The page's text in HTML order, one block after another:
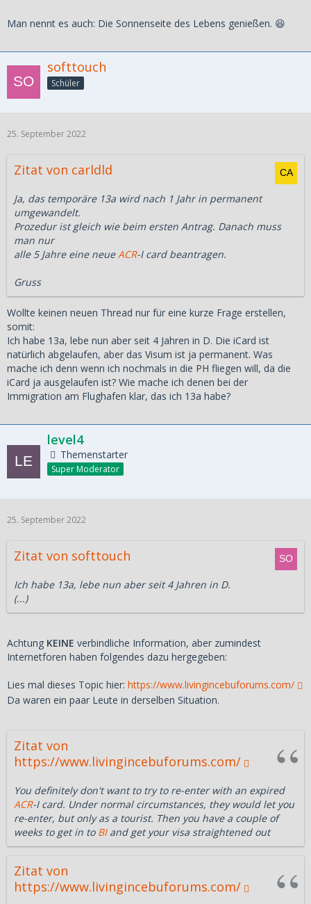
Man nennt es auch: Die Sonnenseite des Lebens genießen. 😆
softtouch
Schüler
25. September 2022
Zitat von carldld
Ja, das temporäre 13a wird nach 1 Jahr in permanent
umgewandelt.
Prozedur ist gleich wie beim ersten Antrag. Danach muss
man nur
alle 5 Jahre eine neue ACR-I card beantragen.
Gruss
Wollte keinen neuen Thread nur für eine kurze Frage erstellen,
somit:
Ich habe 13a, lebe nun aber seit 4 Jahren in D. Die iCard ist
natürlich abgelaufen, aber das Visum ist ja permanent. Was
mache ich denn wenn ich nochmals in die PH fliegen will, da die
iCard ja ausgelaufen ist? Wie mache ich denen bei der
Immigration am Flughafen klar, das ich 13a habe?
level4
Themenstarter
Super Moderator
25. September 2022
Zitat von softtouch
Ich habe 13a, lebe nun aber seit 4 Jahren in D.
(...)
Achtung KEINE verbindliche Information, aber zumindest
Internetforen haben folgendes dazu hergegeben:
Lies mal dieses Topic hier: https://www.livingincebuforums.com/
Da waren ein paar Leute in derselben Situation.
Zitat von
https://www.livingincebuforums.com/
You definitely don't want to try to re-enter with an expired
ACR-I card. Under normal circumstances, they would let you
re-enter, but only as a tourist. Then you have a couple of
weeks to get in to BIand get your visa straightened out
Zitat von
https://www.livingincebuforums.com/